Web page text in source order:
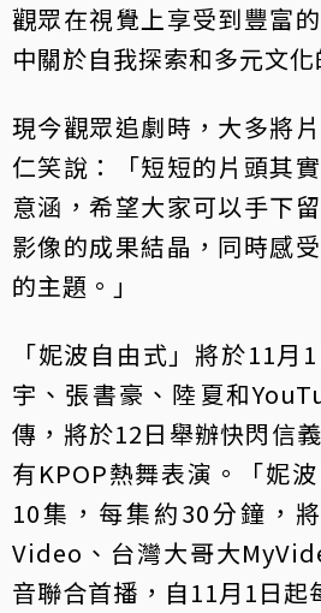
觀眾在視覺上享受到豐富
中關於自我探索和多元文化
現今觀眾追劇時，大多將
仁笑說：「短短的片頭其
意涵，希望大家可以手下
影像的成果結晶，同時感
的主題。」
「妮波自由式」將於11月
宇、張書豪、陸夏和
傳，將於12日舉辦快閃信
有KPOP熱舞表演。「妮
10集，每集約30分鐘，
Video、台灣大哥大
音聯合首播，自11月1日起